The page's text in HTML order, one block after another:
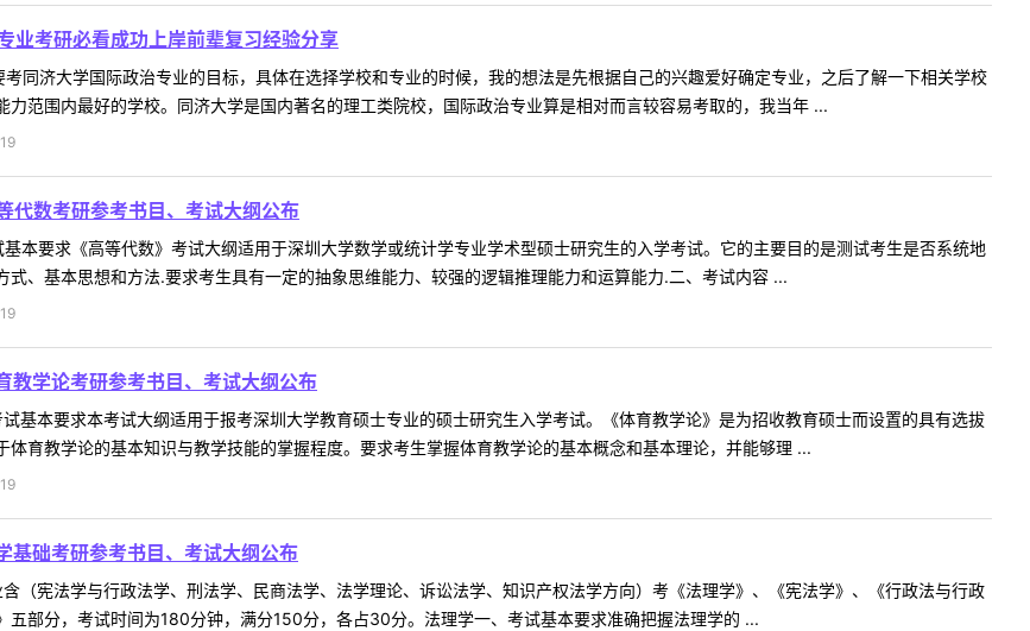
业考研必看成功上岸前辈复习经验分享
同济大学国际政治专业的目标，具体在选择学校和专业的时候，我的想法是先根据自己的兴趣爱好确定专业，之后了解一下相关学校
范围内最好的学校。同济大学是国内著名的理工类院校，国际政治专业算是相对而言较容易考取的，我当年 ...
数考研参考书目、考试大纲公布
本要求《高等代数》考试大纲适用于深圳大学数学或统计学专业学术型硕士研究生的入学考试。它的主要目的是测试考生是否系统地
、基本思想和方法.要求考生具有一定的抽象思维能力、较强的逻辑推理能力和运算能力.二、考试内容 ...
学论考研参考书目、考试大纲公布
基本要求本考试大纲适用于报考深圳大学教育硕士专业的硕士研究生入学考试。《体育教学论》是为招收教育硕士而设置的具有选拔
育教学论的基本知识与教学技能的掌握程度。要求考生掌握体育教学论的基本概念和基本理论，并能够理 ...
础考研参考书目、考试大纲公布
（宪法学与行政法学、刑法学、民商法学、法学理论、诉讼法学、知识产权法学方向）考《法理学》、《宪法学》、《行政法与行政
五部分，考试时间为180分钟，满分150分，各占30分。法理学一、考试基本要求准确把握法理学的 ...